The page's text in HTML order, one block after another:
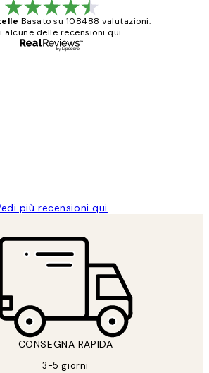
Basato su 108488 valutazioni.
alcune delle recensioni qui.
più recensioni qui
CONSEGNA RAPIDA
3-5 giorni